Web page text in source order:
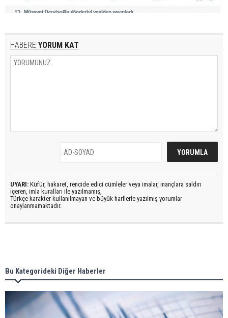
HABERE YORUM KAT
UYARI: Küfür, hakaret, rencide edici cümleler veya imalar, inançlara saldırı
içeren, imla kuralları ile yazılmamış,
Türkçe karakter kullanılmayan ve büyük harflerle yazılmış yorumlar
onaylanmamaktadır.
Bu Kategorideki Diğer Haberler